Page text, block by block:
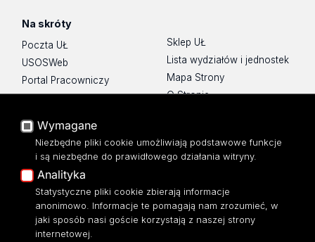
Na skróty
Poczta UŁ
USOSWeb
Portal Pracowniczy
Baza Aktów Własnych
Moodle
Eksperci UŁ
Polityka Prywatności
Dostępność
Sklep UŁ
Lista wydziałów i jednostek
Mapa Strony
O Stronie
Wymagane
Niezbędne pliki cookie umożliwiają podstawowe funkcje
i są niezbędne do prawidłowego działania witryny.
Analityka
Statystyczne pliki cookie zbierają informacje
anonimowo. Informacje te pomagają nam zrozumieć, w
jaki sposób nasi goście korzystają z naszej strony
internetowej.